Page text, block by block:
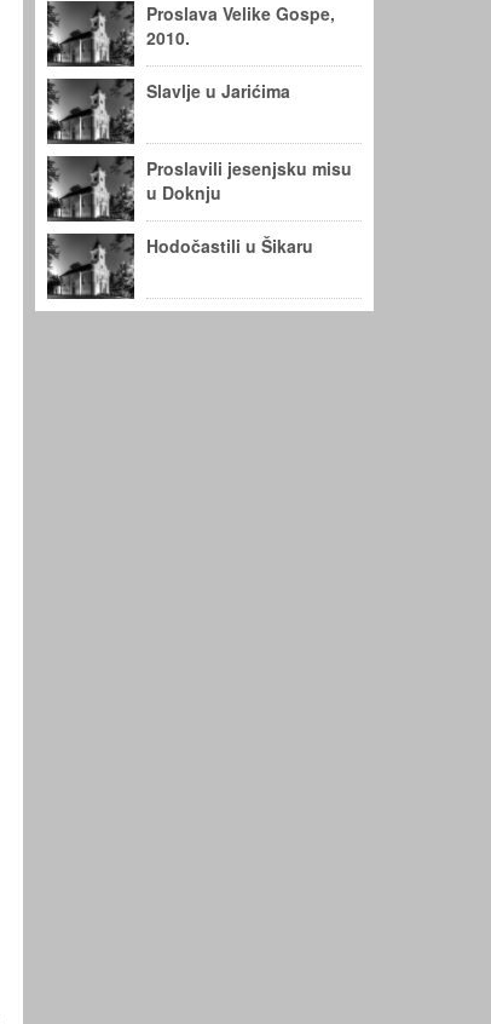
Proslava Velike Gospe,
2010.
Slavlje u Jarićima
Proslavili jesenjsku misu
u Doknju
Hodočastili u Šikaru